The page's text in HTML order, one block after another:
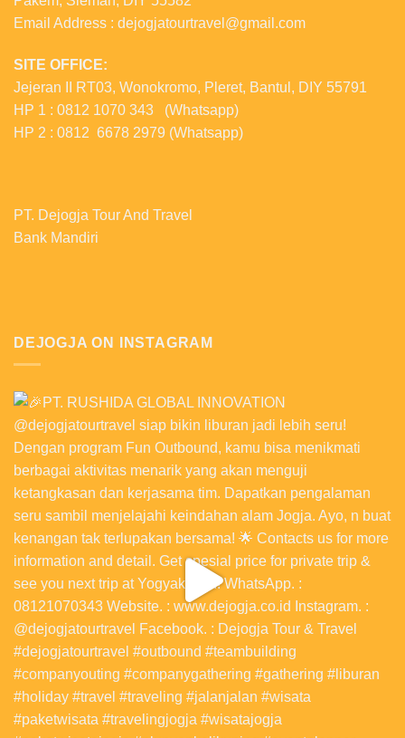
Email Address : dejogjatourtravel@gmail.com
SITE OFFICE:
Jejeran II RT03, Wonokromo, Pleret, Bantul, DIY 55791
HP 1 : 0812 1070 343 (Whatsapp)
HP 2 : 0812 6678 2979 (Whatsapp)
PT. Dejogja Tour And Travel
Bank Mandiri
DEJOGJA ON INSTAGRAM